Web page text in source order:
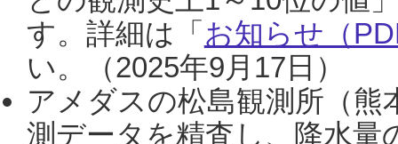
す。詳細は「 お知らせ（
い。（2025年9月17日）
アメダスの松島観測所（熊
測データを精査し、降水